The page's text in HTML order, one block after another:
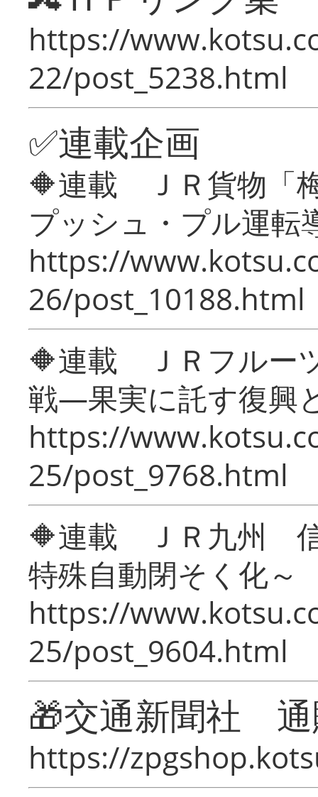
https://
22/post_5238.html
✅連載企画
🔶連載 ＪＲ貨物「
プッシュ・プル運転
https://
26/post_10188.html
🔶連載 ＪＲフルー
戦―果実に託す復興
https://
25/post_9768.html
🔶連載 ＪＲ九州 信
特殊自動閉そく化～
https://
25/post_9604.html
🎁交通新聞社
https://